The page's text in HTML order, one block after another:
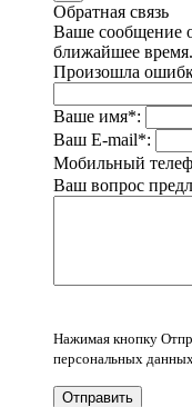
Обратная связь
Ваше сообщение
ближайшее время.
Произошла
Ваше имя*:
Ваш E-mail*:
Мобильный
Ваш вопрос
Нажимая кнопку
персональных
Отправить